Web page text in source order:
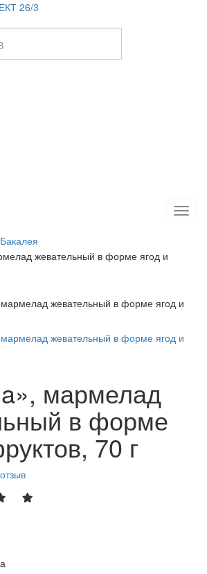
26/3
жевательный в форме ягод и
мармелад
в форме
70 г